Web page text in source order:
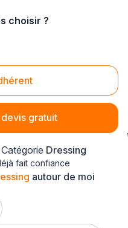
choisir ?
gratuit
(08000)
autour de moi
Dressing
fait confiance